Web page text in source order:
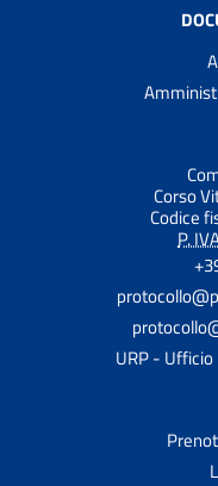
Corso
Codice
P.
URP -